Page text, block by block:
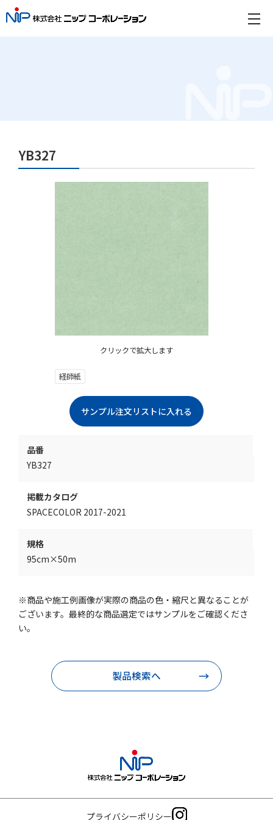
YB327
クリックで拡大します
経師紙
品番
YB327
掲載カタログ
SPACECOLOR 2017-2021
規格
95cm×50m
※商品や施工例画像が実際の商品の色・縮尺と異なることが
ございます。最終的な商品選定ではサンプルをご確認くださ
い。
製品検索へ
プライバシーポリシー